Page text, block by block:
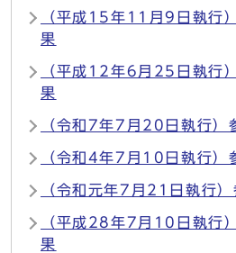
（平成15年11月9日執行
果
（平成12年6月25日執行
果
（令和7年7月20日執行）
（令和4年7月10日執行）
（令和元年7月21日執行
（平成28年7月10日執行
果